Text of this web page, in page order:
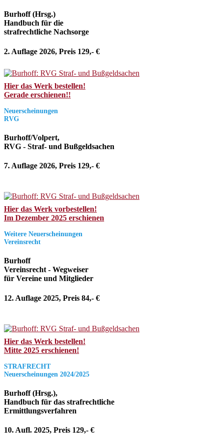
Burhoff (Hrsg.)
Handbuch für die
strafrechtliche Nachsorge
2. Auflage 2026, Preis 129,- €
Hier das Werk bestellen!
Gerade erschienen!!
Neuerscheinungen
RVG
Burhoff/Volpert,
RVG - Straf- und Bußgeldsachen
7. Auflage 2026, Preis 129,- €
Hier das Werk vorbestellen!
Im Dezember 2025 erschienen
Weitere Neuerscheinungen
Vereinsrecht
Burhoff
Vereinsrecht - Wegweiser
für Vereine und Mitglieder
12. Auflage 2025, Preis 84,- €
Hier das Werk bestellen!
Mitte 2025 erschienen!
STRAFRECHT
Neuerscheinungen 2024/2025
Burhoff (Hrsg.),
Handbuch für das strafrechtliche
Ermittlungsverfahren
10. Aufl. 2025, Preis 129,- €